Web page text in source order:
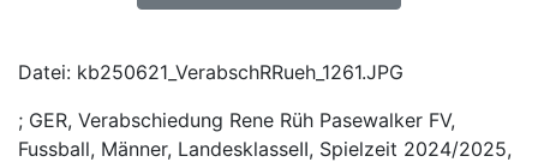
Datei: kb250621_VerabschRRueh_1261.JPG
; GER, Verabschiedung Rene Rüh Pasewalker FV,
Fussball, Männer, LandesklasseII, Spielzeit 2024/2025,